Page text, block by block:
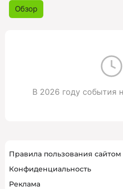
Обзор
В 2026 году события
Правила пользования сайтом
Конфиденциальность
Реклама